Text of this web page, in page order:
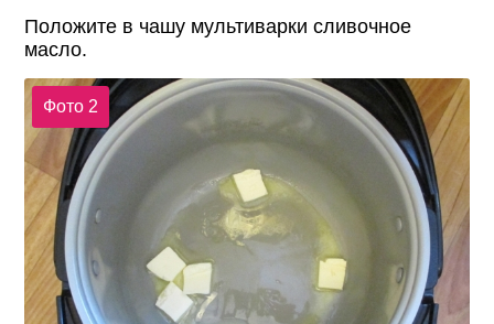
Положите в чашу мультиварки сливочное
масло.
Фото 2